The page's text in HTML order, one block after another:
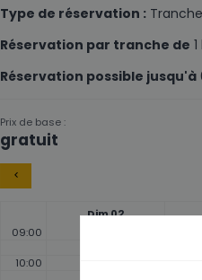
Type de réservation :
Réservation par tranche de
Réservation possible jusqu'à
Prix de base :
gratuit
Dim 02
09:00
10:00